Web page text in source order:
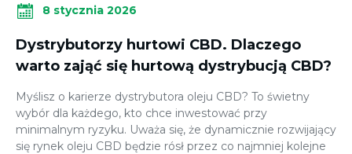
8 stycznia 2026
Dystrybutorzy hurtowi CBD. Dlaczego
warto zająć się hurtową dystrybucją CBD?
Myślisz o karierze dystrybutora oleju CBD? To świetny
wybór dla każdego, kto chce inwestować przy
minimalnym ryzyku. Uważa się, że dynamicznie rozwijający
się rynek oleju CBD będzie rósł przez co najmniej kolejne